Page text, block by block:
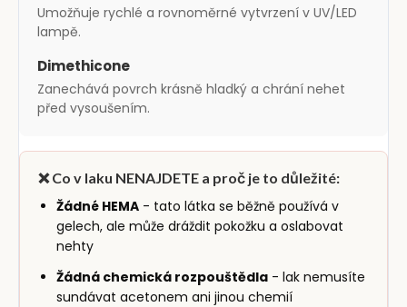
Umožňuje rychlé a rovnoměrné vytvrzení v UV/LED
lampě.
Dimethicone
Zanechává povrch krásně hladký a chrání nehet
před vysoušením.
❌ Co v laku NENAJDETE a proč je to důležité:
Žádné HEMA - tato látka se běžně používá v
gelech, ale může dráždit pokožku a oslabovat
nehty
Žádná chemická rozpouštědla - lak nemusíte
sundávat acetonem ani jinou chemií